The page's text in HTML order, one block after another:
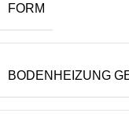
FORM
BODENHEIZUNG